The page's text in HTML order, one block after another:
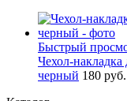
Быстрый
Чехол-
черный 180 руб.